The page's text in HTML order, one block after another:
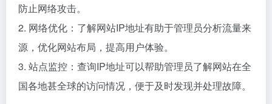
防止网络攻击。
2. 网络优化：了解网站IP地址有助于管理员分析流量来
源，优化网站布局，提高用户体验。
3. 站点监控：查询IP地址可以帮助管理员了解网站在全
国各地甚全球的访问情况，便于及时发现并处理故障。